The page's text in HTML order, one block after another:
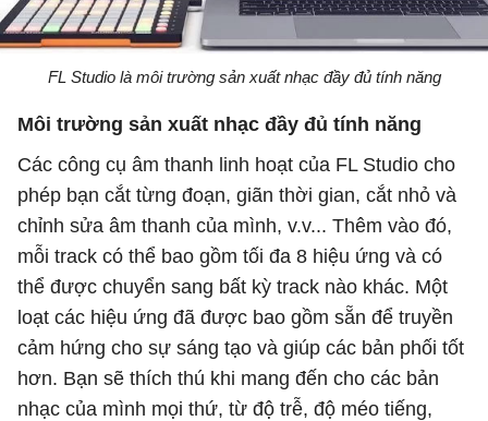
FL Studio là môi trường sản xuất nhạc đầy đủ tính năng
Môi trường sản xuất nhạc đầy đủ tính năng
Các công cụ âm thanh linh hoạt của FL Studio cho
phép bạn cắt từng đoạn, giãn thời gian, cắt nhỏ và
chỉnh sửa âm thanh của mình, v.v... Thêm vào đó,
mỗi track có thể bao gồm tối đa 8 hiệu ứng và có
thể được chuyển sang bất kỳ track nào khác. Một
loạt các hiệu ứng đã được bao gồm sẵn để truyền
cảm hứng cho sự sáng tạo và giúp các bản phối tốt
hơn. Bạn sẽ thích thú khi mang đến cho các bản
nhạc của mình mọi thứ, từ độ trễ, độ méo tiếng,